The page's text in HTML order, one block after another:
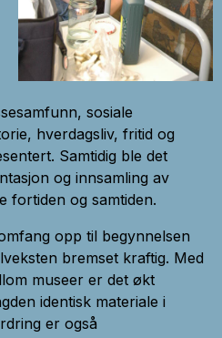
sosiale
hverdagsliv, fritid og
Samtidig ble det
og innsamling av
fortiden og samtiden.
opp til begynnelsen
bremset kraftig. Med
museer er det økt
identisk materiale i
er også